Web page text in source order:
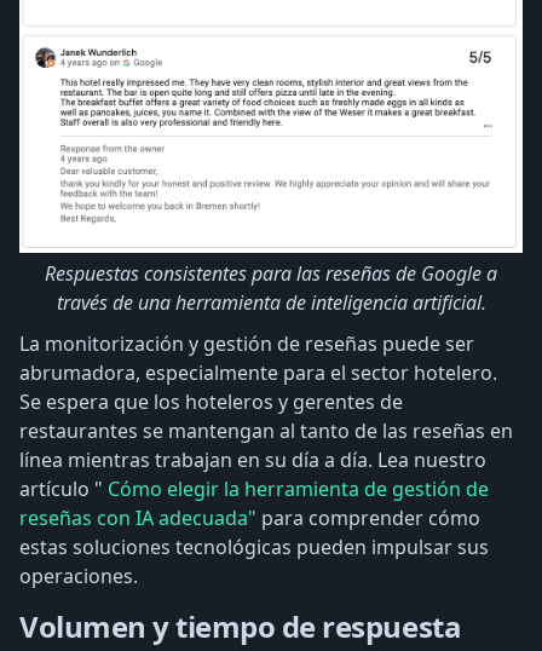
Respuestas consistentes para las reseñas de Google a
través de una herramienta de inteligencia artificial.
La monitorización y gestión de reseñas puede ser
abrumadora, especialmente para el sector hotelero.
Se espera que los hoteleros y gerentes de
restaurantes se mantengan al tanto de las reseñas en
línea mientras trabajan en su día a día. Lea nuestro
artículo " Cómo elegir la herramienta de gestión de
reseñas con IA adecuada" para comprender cómo
estas soluciones tecnológicas pueden impulsar sus
operaciones.
Volumen y tiempo de respuesta